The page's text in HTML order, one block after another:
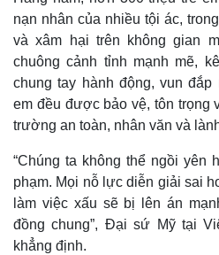
nạn nhân của nhiều tội ác,
và xâm hại trên không gian
chuông cảnh tỉnh mạnh mẽ,
chung tay hành động, vun
em đều được bảo vệ, tôn trọng
trường an toàn, nhân văn và
“Chúng ta không thể ngồi yên
phạm. Mọi nỗ lực diễn giải sai
làm việc xấu sẽ bị lên án
đồng chung”, Đại sứ Mỹ tại
khẳng định.